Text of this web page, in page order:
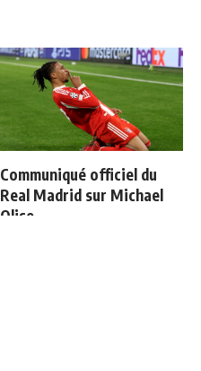
Communiqué officiel du
Real Madrid sur Michael
Olise